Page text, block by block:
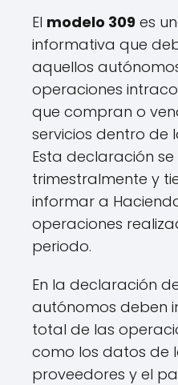
El modelo 309 es
informativa que
aquellos
operaciones
que compran o
servicios dentro de
Esta declaración se
trimestralmente y
informar a
operaciones
periodo.
En la declaración
autónomos deben
total de las
como los datos de
proveedores y el